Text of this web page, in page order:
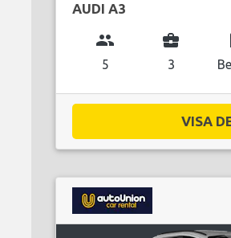
AUDI A3
group
5
business_center
3
VISA